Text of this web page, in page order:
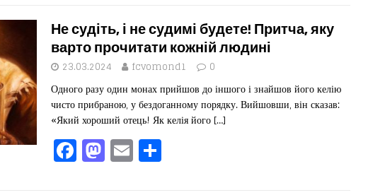
e
b
o
o
k
o
d
o
n
l ит
ис
я
Не судіть, і не судимі будете! Притча, яку
варто прочитати кожній людині
23.03.2024 fcvomond1 0
Одного разу один монах прийшов до іншого і знайшов його келію
чисто прибраною, у бездоганному порядку. Вийшовши, він сказав:
«Який хороший отець! Як келія його […]
F
a
M
a
E
m